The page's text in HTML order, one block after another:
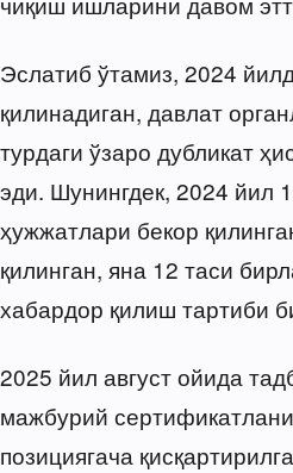
Эслатиб ўтамиз, 2024
қилинадиган, давлат
турдаги ўзаро дубликат
эди. Шунингдек, 2024 йил
ҳужжатлари бекор
қилинган, яна 12 таси
хабардор қилиш тартиби
2025 йил август ойида
мажбурий
позициягача